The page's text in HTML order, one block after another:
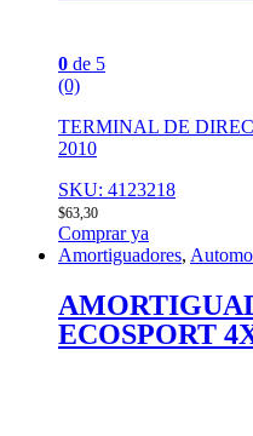
0 de 5
(0)
TERMINAL DE
2010
SKU: 4123218
$63,30
Comprar ya
Amortiguadores,
ECOSPORT